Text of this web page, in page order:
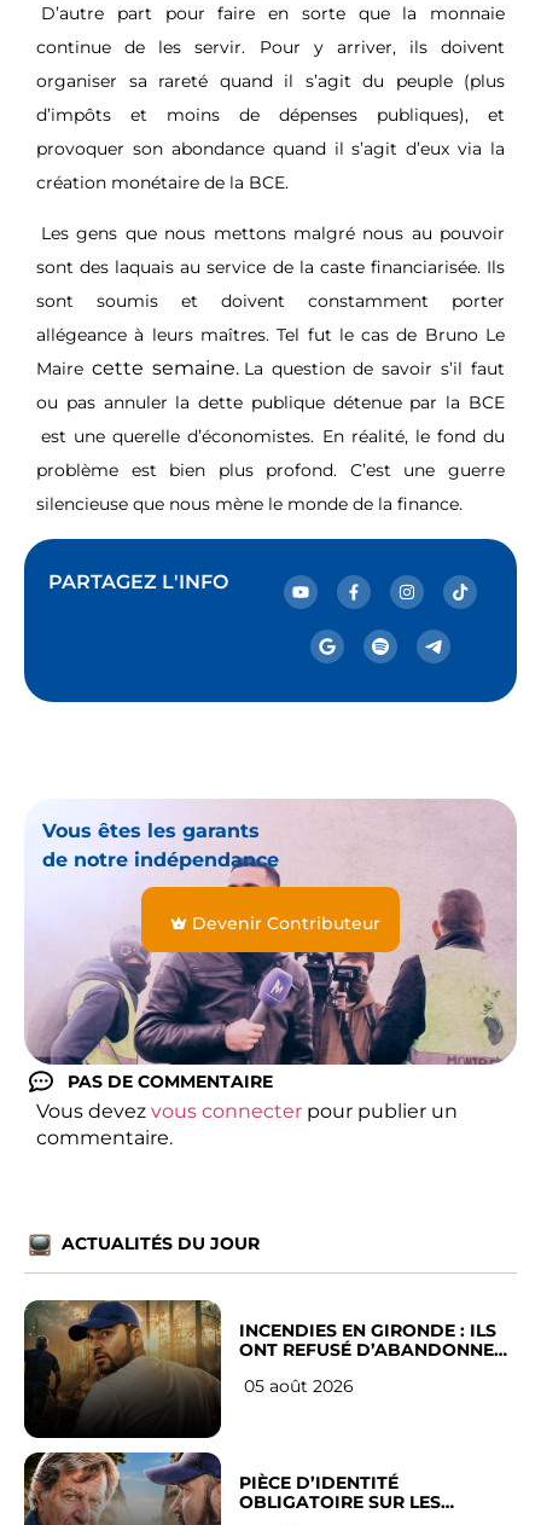
D’autre part pour faire en sorte que la monnaie
continue de les servir. Pour y arriver, ils doivent
organiser sa rareté quand il s’agit du peuple (plus
d’impôts et moins de dépenses publiques), et
provoquer son abondance quand il s’agit d’eux via la
création monétaire de la BCE.
Les gens que nous mettons malgré nous au pouvoir
sont des laquais au service de la caste financiarisée. Ils
sont soumis et doivent constamment porter
allégeance à leurs maîtres. Tel fut le cas de Bruno Le
Maire cette semaine. La question de savoir s’il faut
ou pas annuler la dette publique détenue par la BCE
est une querelle d’économistes. En réalité, le fond du
problème est bien plus profond. C’est une guerre
silencieuse que nous mène le monde de la finance.
PARTAGEZ L'INFO
Vous êtes les garants
de notre indépendance
Devenir Contributeur
PAS DE COMMENTAIRE
Vous devez vous connecter pour publier un
commentaire.
ACTUALITÉS DU JOUR
INCENDIES EN GIRONDE : ILS
ONT REFUSÉ D’ABANDONNER
05 août 2026
PIÈCE D’IDENTITÉ
OBLIGATOIRE SUR LES